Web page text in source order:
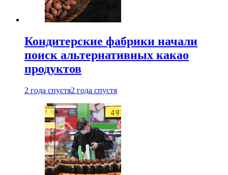
Кондитерские фабрики начали
поиск альтернативных какао
продуктов
2 года спустя2 года спустя